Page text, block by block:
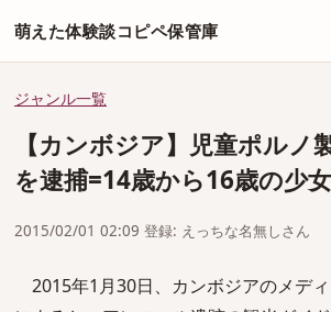
萌えた体験談コピペ保管庫
ジャンル一覧
【カンボジア】児童ポルノ
を逮捕=14歳から16歳の少
2015/02/01 02:09 登録: えっちな名無しさん
2015年1月30日、カンボジアのメデ